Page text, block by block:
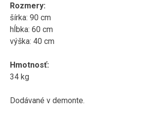
Rozmery:
šírka: 90 cm
hĺbka: 60 cm
výška: 40 cm
Hmotnosť:
34 kg
Dodávané v demonte.